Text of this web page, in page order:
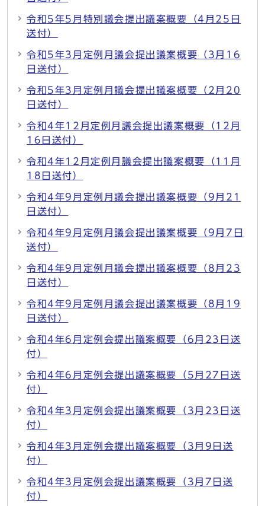
令和5年5月特別議会提出議案概要（4月25日
送付）
令和5年3月定例月議会提出議案概要（3月16
日送付）
令和5年3月定例月議会提出議案概要（2月20
日送付）
令和4年12月定例月議会提出議案概要（12月
16日送付）
令和4年12月定例月議会提出議案概要（11月
18日送付）
令和4年9月定例月議会提出議案概要（9月21
日送付）
令和4年9月定例月議会提出議案概要（9月7日
送付）
令和4年9月定例月議会提出議案概要（8月23
日送付）
令和4年9月定例月議会提出議案概要（8月19
日送付）
令和4年6月定例会提出議案概要（6月23日送
付）
令和4年6月定例会提出議案概要（5月27日送
付）
令和4年3月定例会提出議案概要（3月23日送
付）
令和4年3月定例会提出議案概要（3月9日送
付）
令和4年3月定例会提出議案概要（3月7日送
付）